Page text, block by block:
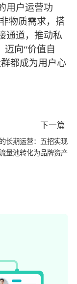
用户运营功
物质需求，搭
通道，推动私
迈向“价值自
都成为用户心
下一篇
长期运营：五招实现
量池转化为品牌资产